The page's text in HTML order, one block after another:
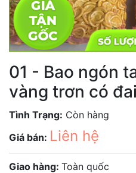
01 - Bao ngón
vàng trơn có
Tình Trạng: Còn hàng
Giá bán: Liên hệ
Giao hàng: Toàn quốc